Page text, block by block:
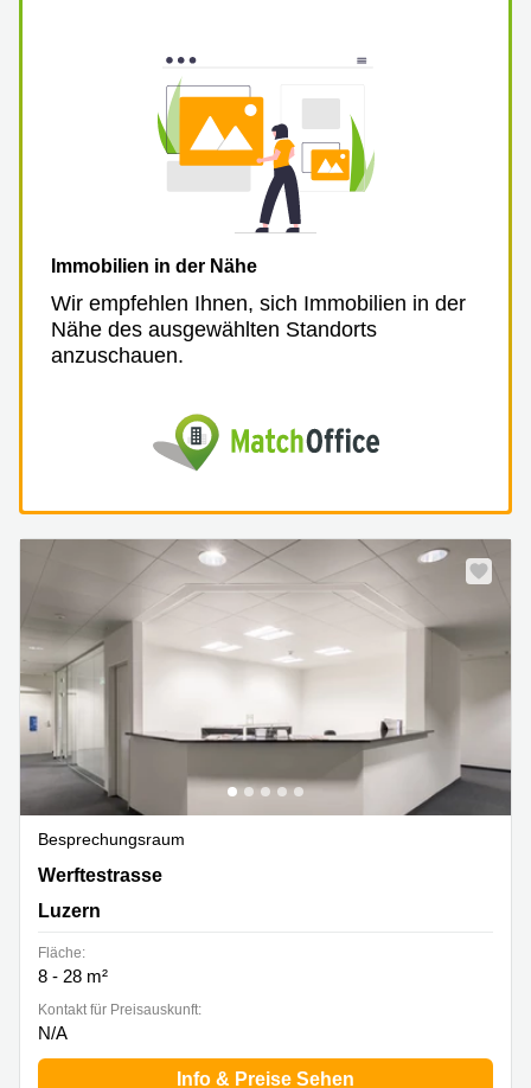
Zug
Business
Center
Bern
Glärnischstrasse
Immobilien in der Nähe
Wir empfehlen Ihnen, sich Immobilien in der
Nähe des ausgewählten Standorts
anzuschauen.
Besprechungsraum
Werftestrasse 4, Luzern
Werftestrasse
Luzern
Fläche:
8 - 28 m²
Kontakt für Preisauskunft:
N/A
Info & Preise Sehen